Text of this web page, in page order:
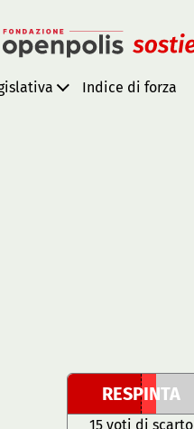
Indice di forza
RESPINTA
15 voti di scarto